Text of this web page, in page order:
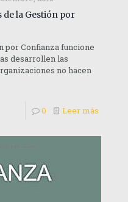
la Gestión por
por Confianza funcione
desarrollen las
no hacen
0 Leer más